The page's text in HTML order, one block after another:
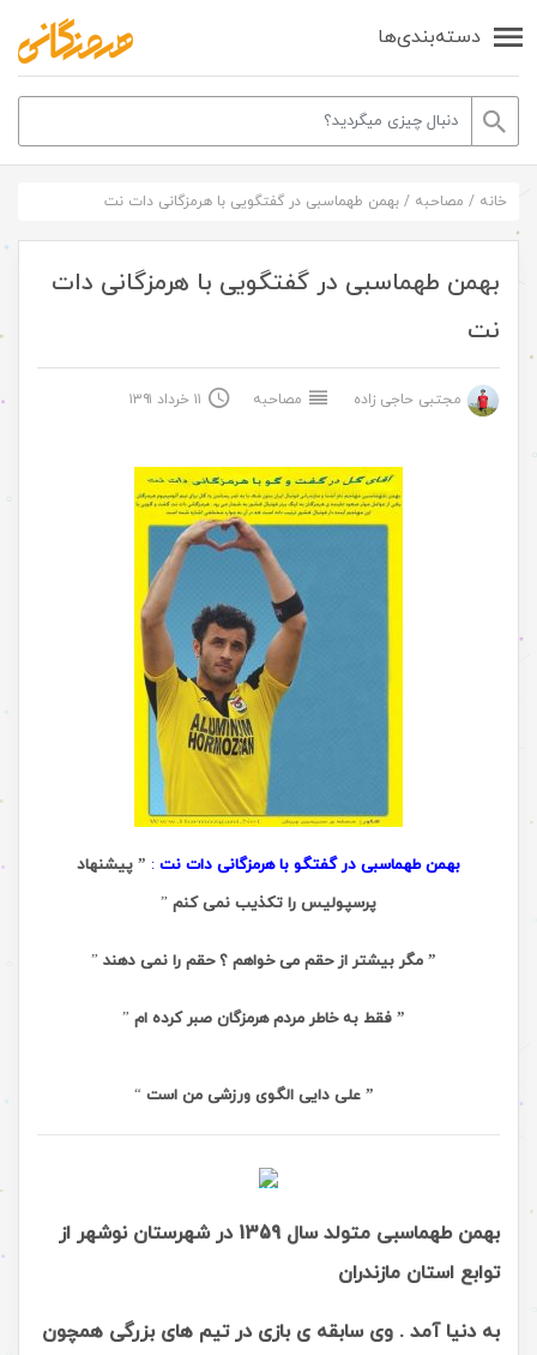
دسته‌بندی‌ها
خانه / مصاحبه / بهمن طهماسبی در گفتگویی با هرمزگانی دات نت
بهمن طهماسبی در گفتگویی با هرمزگانی دات
نت
مجتبی حاجی زاده مصاحبه ۱۱ خرداد ۱۳۹۱
بهمن طهماسبی در گفتگو با هرمزگانی دات نت : ” پیشنهاد
پرسپولیس را تکذیب نمی کنم ”
” مگر بیشتر از حقم می خواهم ؟ حقم را نمی دهند ”
” فقط به خاطر مردم هرمزگان صبر کرده ام ”
” علی دایی الگوی ورزشی من است “
بهمن طهماسبی متولد سال 1359 در شهرستان نوشهر از
توابع استان مازندران
به دنیا آمد . وی سابقه ی بازی در تیم های بزرگی همچون